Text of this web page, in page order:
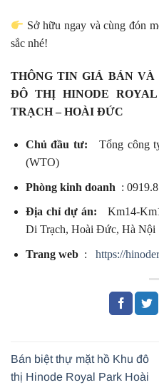
Sở hữu ngay và cùng đón
sắc nhé!
THÔNG TIN GIÁ BÁN
ĐÔ THỊ HINODE
TRẠCH – HOÀI ĐỨC
Chủ đầu tư: Tổng công
(WTO)
Phòng kinh doanh :
Địa chỉ dự án:
Km14-
Di Trạch, Hoài Đức, Hà Nội
Trang web: https://
Bán biệt thự mặt hồ Khu đô
thị Hinode Royal Park Hoài